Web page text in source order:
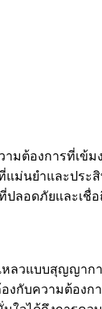
มต้องการที่เข้
นยำและประ
อดภัยและเชื่
วแบบสุญญากา
กับความต้อง